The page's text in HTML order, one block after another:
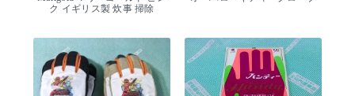
ク イギリス製 炊事 掃除